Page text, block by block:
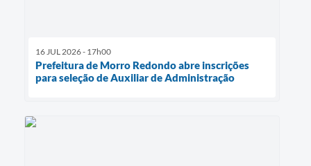
16 JUL 2026 - 17h00
Prefeitura de Morro Redondo abre inscrições
para seleção de Auxiliar de Administração